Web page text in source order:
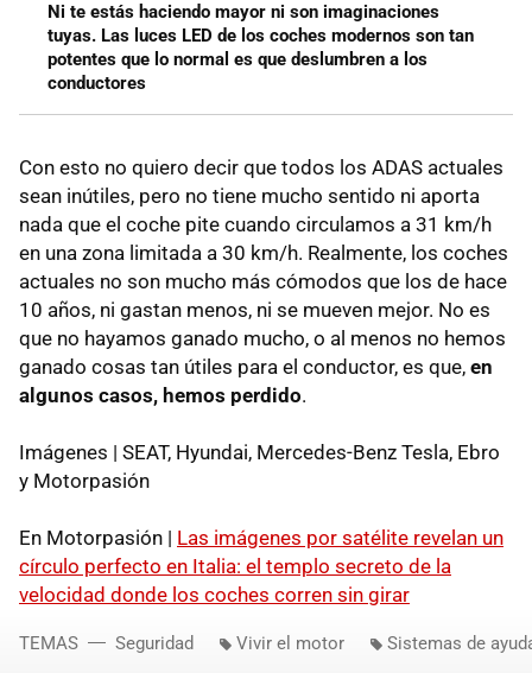
Ni te estás haciendo mayor ni son imaginaciones
tuyas. Las luces LED de los coches modernos son tan
potentes que lo normal es que deslumbren a los
conductores
Con esto no quiero decir que todos los ADAS actuales
sean inútiles, pero no tiene mucho sentido ni aporta
nada que el coche pite cuando circulamos a 31 km/h
en una zona limitada a 30 km/h. Realmente, los coches
actuales no son mucho más cómodos que los de hace
10 años, ni gastan menos, ni se mueven mejor. No es
que no hayamos ganado mucho, o al menos no hemos
ganado cosas tan útiles para el conductor, es que, en
algunos casos, hemos perdido.
Imágenes | SEAT, Hyundai, Mercedes-Benz Tesla, Ebro
y Motorpasión
En Motorpasión | Las imágenes por satélite revelan un
círculo perfecto en Italia: el templo secreto de la
velocidad donde los coches corren sin girar
TEMAS Seguridad Vivir el motor Sistemas de